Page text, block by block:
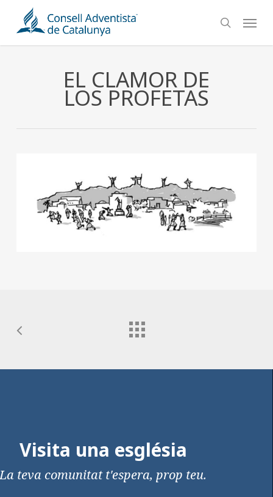
main
search
Menu
EL CLAMOR DE
LOS PROFETAS
Visita una església
La teva comunitat t'espera, prop teu.